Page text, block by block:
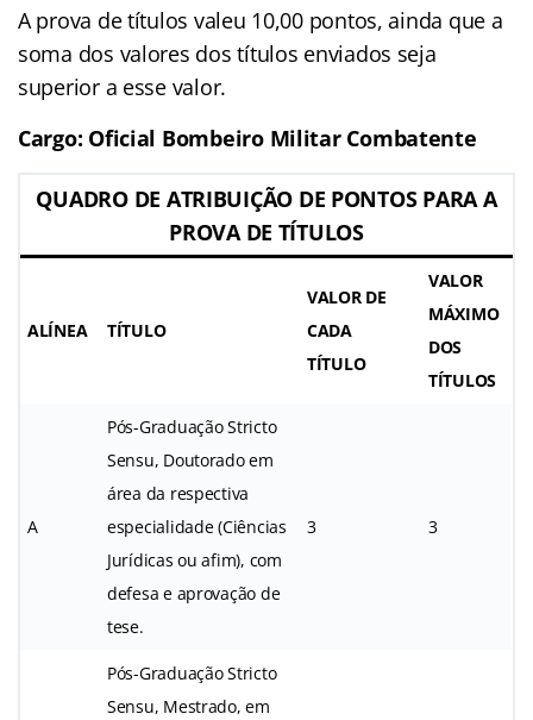
A prova de títulos valeu 10,00 pontos, ainda que a
soma dos valores dos títulos enviados seja
superior a esse valor.
Cargo: Oficial Bombeiro Militar Combatente
QUADRO DE ATRIBUIÇÃO DE PONTOS PARA A
PROVA DE TÍTULOS
ALÍNEA TÍTULO
VALOR DE
CADA
TÍTULO
VALOR
MÁXIMO
DOS
TÍTULOS
A
Pós-Graduação Stricto
Sensu, Doutorado em
área da respectiva
especialidade (Ciências
Jurídicas ou afim), com
defesa e aprovação de
tese.
3 3
Pós-Graduação Stricto
Sensu, Mestrado, em